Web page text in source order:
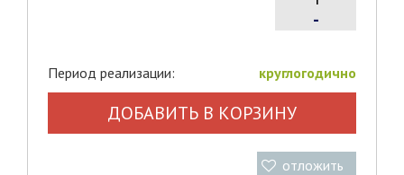
-
Период реализации: круглогодично
ДОБАВИТЬ В КОРЗИНУ
отложить